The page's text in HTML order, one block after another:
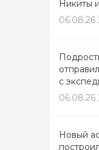
Никиты
06.08.26
с
06.08.26
Новый